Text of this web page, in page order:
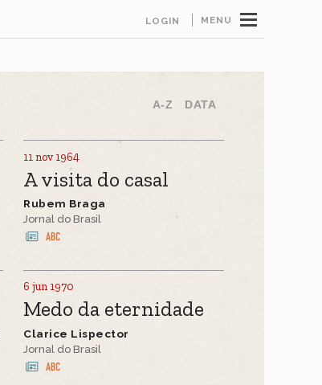
MENU
LOGIN
A-Z DATA
11 nov 1964
A visita do casal
Rubem Braga
Jornal do Brasil
6 jun 1970
Medo da eternidade
Clarice Lispector
Jornal do Brasil